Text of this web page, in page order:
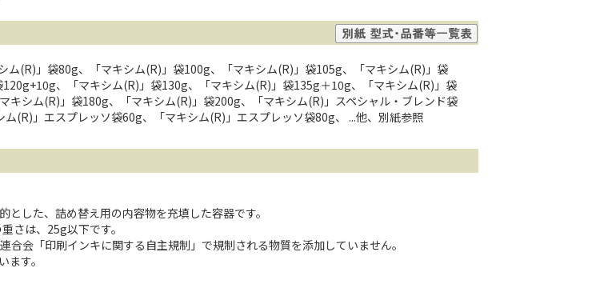
ム(R)」袋80g、「マキシム(R)」袋100g、「マキシム(R)」袋105g、「マキシム(R)」袋
、「マキシム(R)」袋130g、「マキシム(R)」袋135g＋10g、「マキシム(R)」袋
シム(R)」袋180g、「マキシム(R)」袋200g、「マキシム(R)」スペシャル・ブレンド袋
(R)」エスプレッソ袋60g、「マキシム(R)」エスプレッソ袋80g、 ...他、別紙参照
した、詰め替え用の内容物を充填した容器です。
さは、25g以下です。
会「印刷インキに関する自主規制」で規制される物質を添加していません。
す。